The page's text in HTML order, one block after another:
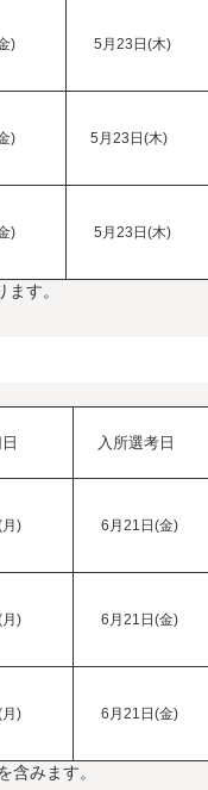
) 5月23日(木)
) 5月23日(木)
) 5月23日(木)
す。
入所選考日
) 6月21日(金)
) 6月21日(金)
) 6月21日(金)
みます。